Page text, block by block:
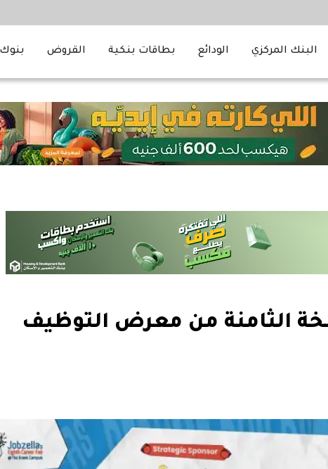
البنك المركزي الودائع بطاقات بنكية القروض
الثامنة من معرض التوظيف